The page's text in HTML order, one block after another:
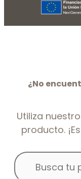
¿No
Utiliza
producto.